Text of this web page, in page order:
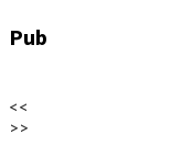
Pub
<<
>>